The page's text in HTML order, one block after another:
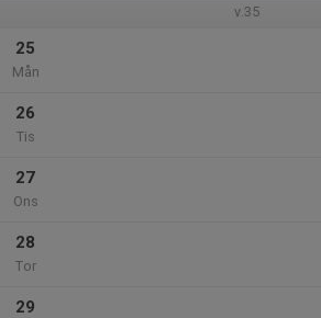
v.35
25
Mån
26
Tis
27
Ons
28
Tor
29